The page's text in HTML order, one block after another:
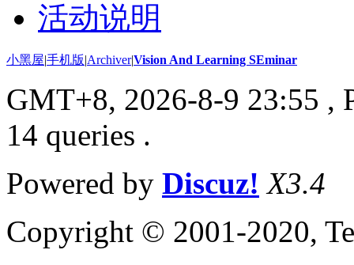
活动说明
小黑屋|手机版|Archiver|Vision And Learning SEminar
GMT+8, 2026-8-9 23:55 ,
14 queries .
Powered by Discuz! X3.4
Copyright © 2001-2020,